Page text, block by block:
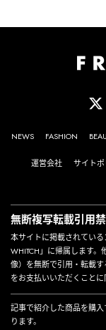
NEWS FASHION
運営会社
サイト
無断複写転載引用
本サイトに掲載されてい
WHITCH」に帰属します
像）を無断で引用・転載
をお支払いいただくこと
記事で紹介した商品を購
ります。